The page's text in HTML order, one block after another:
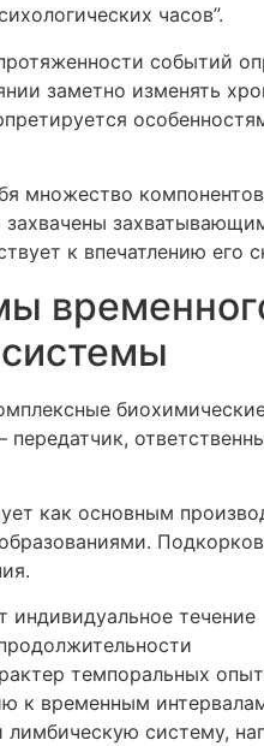
часов”.
событий
заметно изменять
множество
к впечатлению его
как основным
индивидуальное течение
темпоральных
к временным
систему,